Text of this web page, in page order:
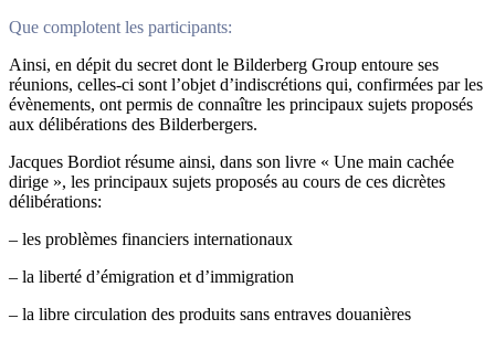
Que complotent les participants:
Ainsi, en dépit du secret dont le Bilderberg Group entoure ses
réunions, celles-ci sont l’objet d’indiscrétions qui, confirmées par les
évènements, ont permis de connaître les principaux sujets proposés
aux délibérations des Bilderbergers.
Jacques Bordiot résume ainsi, dans son livre « Une main cachée
dirige », les principaux sujets proposés au cours de ces dicrètes
délibérations:
– les problèmes financiers internationaux
– la liberté d’émigration et d’immigration
– la libre circulation des produits sans entraves douanières